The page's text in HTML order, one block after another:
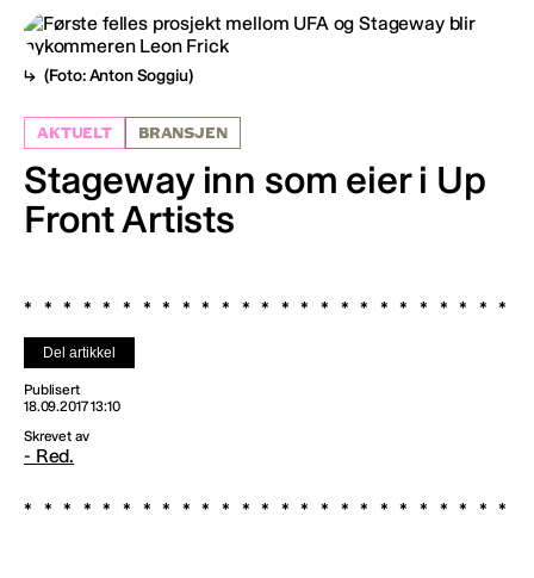
(Foto: Anton Soggiu)
AKTUELT BRANSJEN
Stageway inn som eier i Up
Front Artists
Del artikkel
Publisert
18.09.2017 13:10
Skrevet av
- Red.